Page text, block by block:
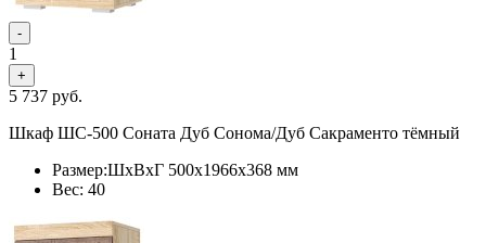
-
1
+
5 737 руб.
Шкаф ШС-500 Соната Дуб Сонома/Дуб Cакраменто тёмный
Размер:ШхВхГ 500х1966х368 мм
Вес: 40